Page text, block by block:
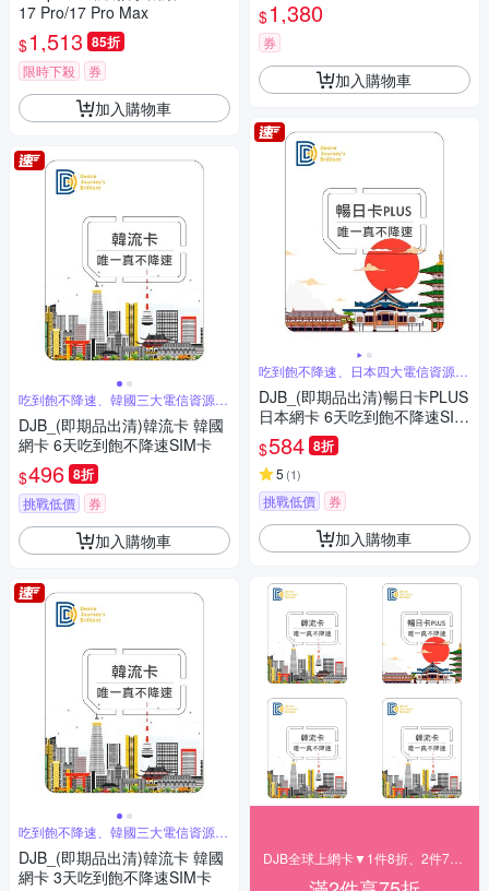
17 Pro/17 Pro Max
$1,513 85折
限時下殺 券
加入購物車
吃到飽不降速、韓國三大電信資源共
享
DJB_(即期品出清)韓流卡 韓國
網卡 6天吃到飽不降速SIM卡
$496 8折
挑戰低價 券
加入購物車
吃到飽不降速、韓國三大電信資源共
享
DJB_(即期品出清)韓流卡 韓國
網卡 3天吃到飽不降速SIM卡
$1,380
券
加入購物車
吃到飽不降速、日本四大電信資源共
享
DJB_(即期品出清)暢日卡PLUS
日本網卡 6天吃到飽不降速SIM
卡
$584 8折
5 (1)
挑戰低價 券
加入購物車